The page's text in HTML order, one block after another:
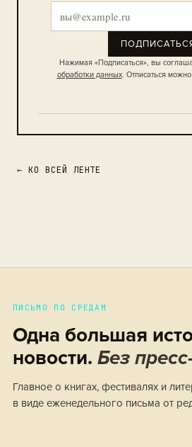
Нажимая «Подписаться», вы
обработки данных. Отписаться
← КО ВСЕЙ ЛЕНТЕ
ПИСЬМО ПО СРЕДАМ
Одна большая
новости. Без
Главное о книгах, фестивалях и
в виде еженедельного письма от